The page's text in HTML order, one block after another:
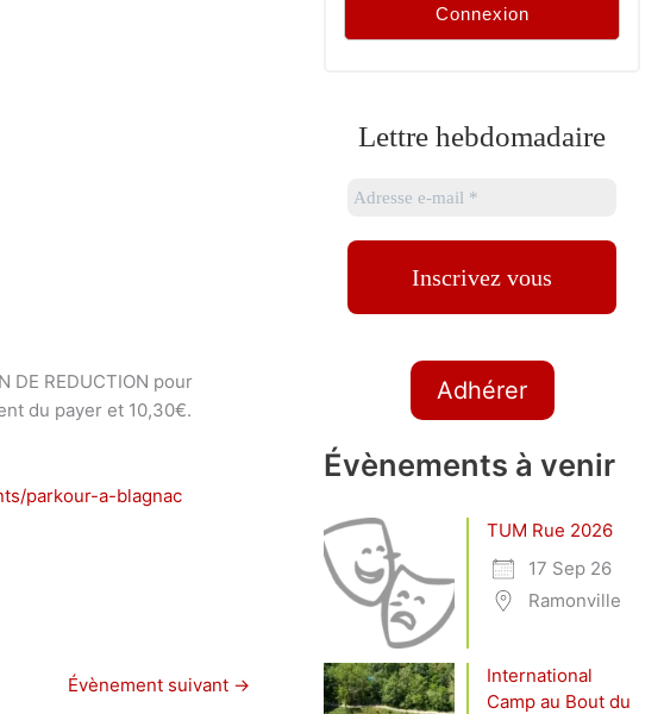
DE REDUCTION pour
du payer et 10,30€.
parkour-a-blagnac
Évènement suivant →
Lettre hebdomadaire
Adhérer
Évènements à venir
TUM Rue 2026
17 Sep 26
Ramonville
International
Camp au Bout du